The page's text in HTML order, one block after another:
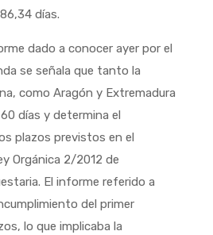
días.
dado a conocer ayer por el
se señala que tanto la
como Aragón y Extremadura
días y determina el
plazos previstos en el
Orgánica 2/2012 de
El informe referido a
del primer
lo que implicaba la